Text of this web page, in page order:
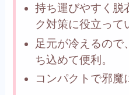
持ち運びやすく脱
ク対策に役立って
足元が冷えるので
ち込めて便利。
コンパクトで邪魔